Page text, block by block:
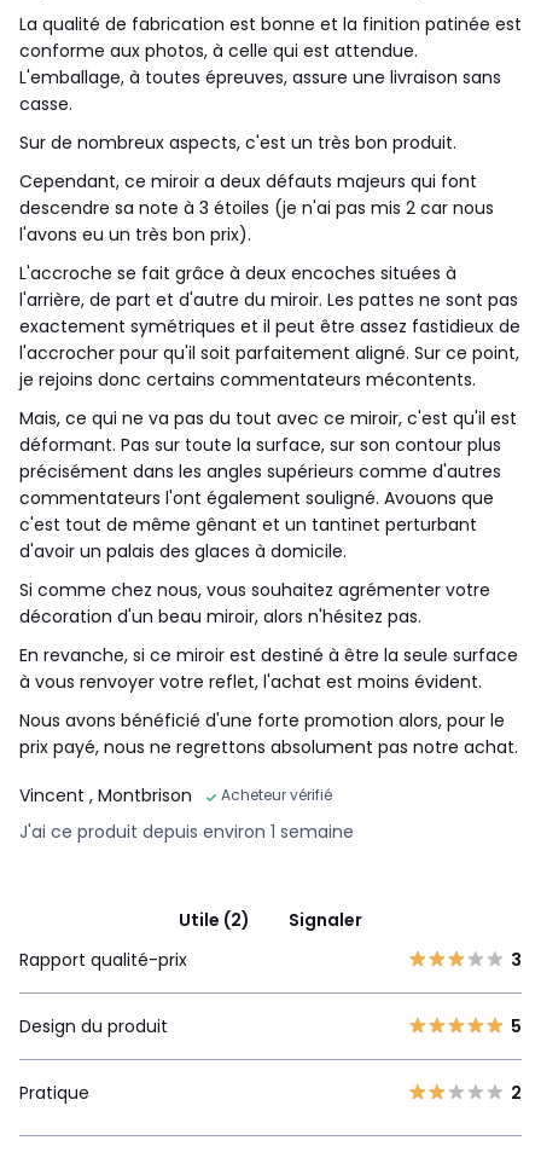
La qualité de fabrication est bonne et la finition patinée est
conforme aux photos, à celle qui est attendue.
L'emballage, à toutes épreuves, assure une livraison sans
casse.
Sur de nombreux aspects, c'est un très bon produit.
Cependant, ce miroir a deux défauts majeurs qui font
descendre sa note à 3 étoiles (je n'ai pas mis 2 car nous
l'avons eu un très bon prix).
L'accroche se fait grâce à deux encoches situées à
l'arrière, de part et d'autre du miroir. Les pattes ne sont pas
exactement symétriques et il peut être assez fastidieux de
l'accrocher pour qu'il soit parfaitement aligné. Sur ce point,
je rejoins donc certains commentateurs mécontents.
Mais, ce qui ne va pas du tout avec ce miroir, c'est qu'il est
déformant. Pas sur toute la surface, sur son contour plus
précisément dans les angles supérieurs comme d'autres
commentateurs l'ont également souligné. Avouons que
c'est tout de même gênant et un tantinet perturbant
d'avoir un palais des glaces à domicile.
Si comme chez nous, vous souhaitez agrémenter votre
décoration d'un beau miroir, alors n'hésitez pas.
En revanche, si ce miroir est destiné à être la seule surface
à vous renvoyer votre reflet, l'achat est moins évident.
Nous avons bénéficié d'une forte promotion alors, pour le
prix payé, nous ne regrettons absolument pas notre achat.
Vincent , Montbrison Acheteur vérifié
J'ai ce produit depuis environ 1 semaine
Utile (2)
Signaler
Rapport qualité-prix
3
Design du produit 5
Pratique 2